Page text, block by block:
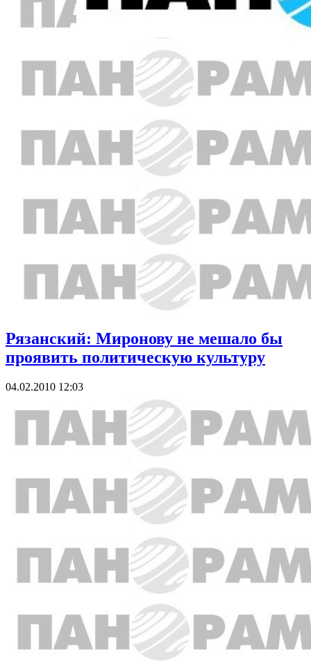
Рязанский: Миронову не мешало бы
проявить политическую культуру
04.02.2010 12:03